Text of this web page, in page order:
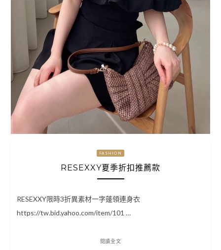
FASHION
RESEXXY夏季折扣推薦款
RESEXXY限時3折異素材一字蓬領連身衣
https://tw.bid.yahoo.com/item/101 …
閱讀全文